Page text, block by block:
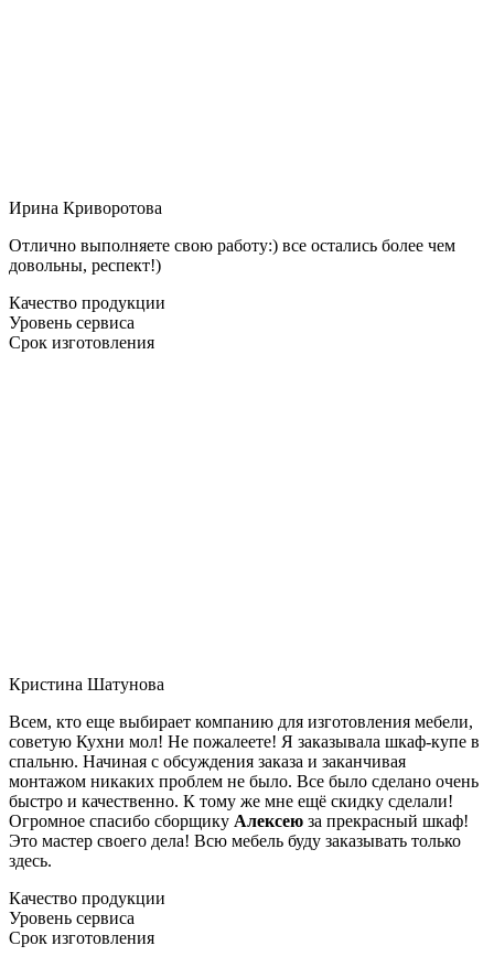
Ирина Криворотова
Отлично выполняете свою работу:) все остались более чем
довольны, респект!)
Качество продукции
Уровень сервиса
Срок изготовления
Кристина Шатунова
Всем, кто еще выбирает компанию для изготовления мебели,
советую Кухни мол! Не пожалеете! Я заказывала шкаф-купе в
спальню. Начиная с обсуждения заказа и заканчивая
монтажом никаких проблем не было. Все было сделано очень
быстро и качественно. К тому же мне ещё скидку сделали!
Огромное спасибо сборщику Алексею за прекрасный шкаф!
Это мастер своего дела! Всю мебель буду заказывать только
здесь.
Качество продукции
Уровень сервиса
Срок изготовления